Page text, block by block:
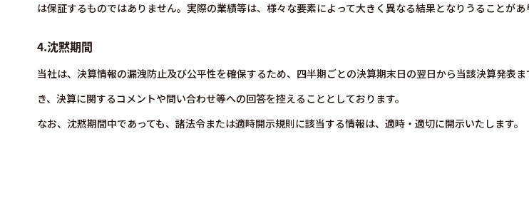
は保証するものではありません。実際の業績等は、様々な要素によって大きく異なる結果となりうることがあ
4.沈黙期間
当社は、決算情報の漏洩防止及び公平性を確保するため、四半期ごとの決算期末日の翌日から当該決算発表
き、決算に関するコメントや問い合わせ等への回答を控えることとしております。
なお、沈黙期間中であっても、諸法令または適時開示規則に該当する情報は、適時・適切に開示いたします。